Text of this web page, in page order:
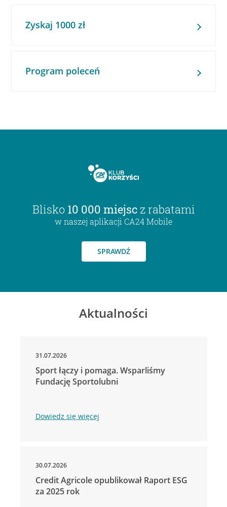
Zyskaj 1000 zł
Program poleceń
Blisko 10 000 miejsc z rabatami
w naszej aplikacji CA24 Mobile
SPRAWDŹ
Aktualności
31.07.2026
Sport łączy i pomaga. Wsparliśmy
Fundację Sportolubni
Dowiedz się więcej
30.07.2026
Credit Agricole opublikował Raport ESG
za 2025 rok